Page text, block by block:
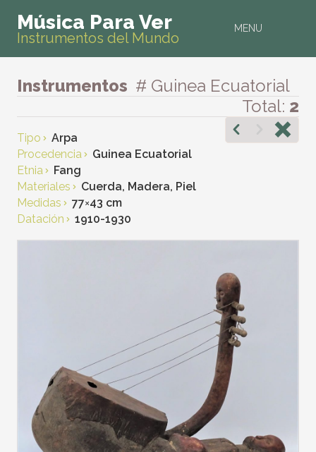
MENU
Música Para Ver
Instrumentos del Mundo
Instrumentos # Guinea Ecuatorial
Total: 2
Tipo
Arpa
Procedencia
Guinea Ecuatorial
Etnia
Fang
Materiales
Cuerda, Madera, Piel
Medidas
77×43 cm
Datación
1910-1930